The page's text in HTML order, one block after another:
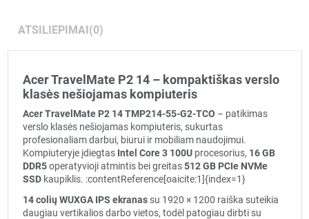
ATSILIEPIMAI(0)
Acer TravelMate P2 14 – kompaktiškas verslo
klasės nešiojamas kompiuteris
Acer TravelMate P2 14 TMP214-55-G2-TCO – patikimas
verslo klasės nešiojamas kompiuteris, sukurtas
profesionaliam darbui, biurui ir mobiliam naudojimui.
Kompiuteryje įdiegtas Intel Core 3 100Uprocesorius, 16 GB
DDR5operatyvioji atmintis bei greitas512 GB PCIe NVMe
SSDkaupiklis. :contentReference[oaicite:1]{index=1}
14 colių WUXGA IPS ekranassu 1920 × 1200 raiška suteikia
daugiau vertikalios darbo vietos, todėl patogiau dirbti su